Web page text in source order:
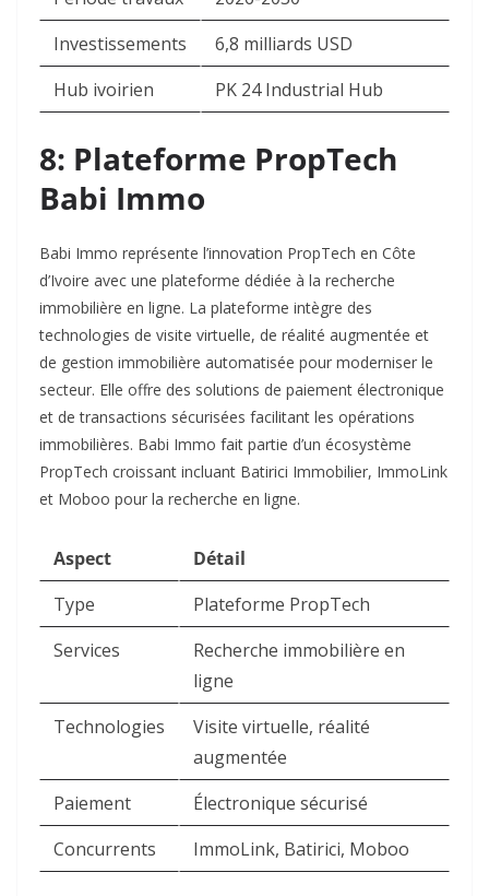
Investissements
6,8 milliards USD
Hub ivoirien
PK 24 Industrial Hub
8: Plateforme PropTech
Babi Immo
Babi Immo représente l’innovation PropTech en Côte
d’Ivoire avec une plateforme dédiée à la recherche
immobilière en ligne. La plateforme intègre des
technologies de visite virtuelle, de réalité augmentée et
de gestion immobilière automatisée pour moderniser le
secteur. Elle offre des solutions de paiement électronique
et de transactions sécurisées facilitant les opérations
immobilières. Babi Immo fait partie d’un écosystème
PropTech croissant incluant Batirici Immobilier, ImmoLink
et Moboo pour la recherche en ligne.​
Aspect
Détail
Type
Plateforme PropTech
Services
Recherche immobilière en
ligne
Technologies
Visite virtuelle, réalité
augmentée
Paiement
Électronique sécurisé
Concurrents
ImmoLink, Batirici, Moboo